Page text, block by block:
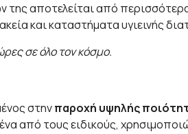
της αποτελείται από
και καταστήματα υγιεινής
σε όλο τον κόσμο.
στηνπαροχή υψηλής
από τους ειδικούς,